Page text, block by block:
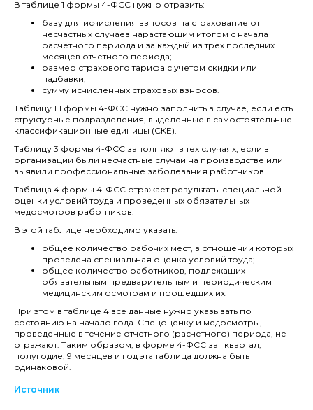
В таблице 1 формы 4-ФСС нужно отразить:
базу для исчисления взносов на страхование от
несчастных случаев нарастающим итогом с начала
расчетного периода и за каждый из трех последних
месяцев отчетного периода;
размер страхового тарифа с учетом скидки или
надбавки;
сумму исчисленных страховых взносов.
Таблицу 1.1 формы 4-ФСС нужно заполнить в случае, если есть
структурные подразделения, выделенные в самостоятельные
классификационные единицы (СКЕ).
Таблицу 3 формы 4-ФСС заполняют в тех случаях, если в
организации были несчастные случаи на производстве или
выявили профессиональные заболевания работников.
Таблица 4 формы 4-ФСС отражает результаты специальной
оценки условий труда и проведенных обязательных
медосмотров работников.
В этой таблице необходимо указать:
общее количество рабочих мест, в отношении которых
проведена специальная оценка условий труда;
общее количество работников, подлежащих
обязательным предварительным и периодическим
медицинским осмотрам и прошедших их.
При этом в таблице 4 все данные нужно указывать по
состоянию на начало года. Спецоценку и медосмотры,
проведенные в течение отчетного (расчетного) периода, не
отражают. Таким образом, в форме 4-ФСС за I квартал,
полугодие, 9 месяцев и год эта таблица должна быть
одинаковой.
Источник